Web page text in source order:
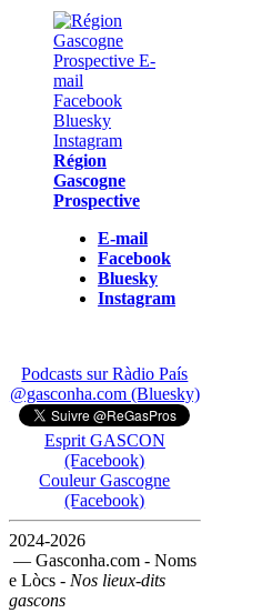
Région
Gascogne
Prospective
E-mail
Facebook
Bluesky
Instagram
Podcasts sur Ràdio País
@gasconha.com (Bluesky)
Esprit GASCON
(Facebook)
Couleur Gascogne
(Facebook)
2024-2026
— Gasconha.com - Noms
e Lòcs - Nos lieux-dits
gascons